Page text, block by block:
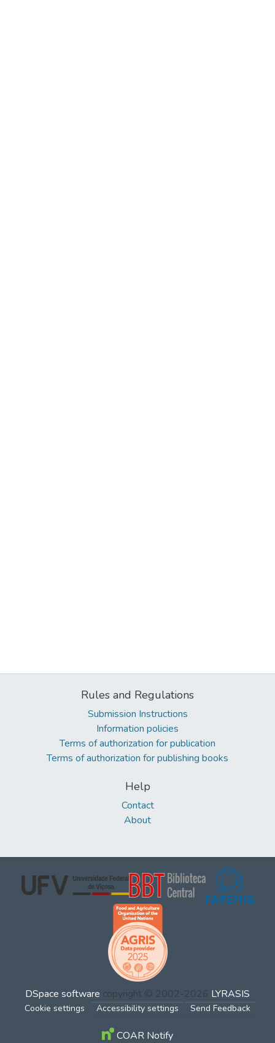
Rules and Regulations
Submission Instructions
Information policies
Terms of authorization for publication
Terms of authorization for publishing books
Help
Contact
About
DSpace software copyright © 2002-2026 LYRASIS
Cookie settings Accessibility settings Send Feedback
COAR Notify